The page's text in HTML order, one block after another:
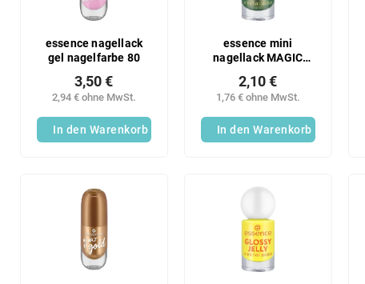
essence nagellack
gel nagelfarbe 80
2,94 € ohne MwSt.
3,50 €
In den Warenkorb
essence mini
nagellack MAGIC
1,76 € ohne MwSt.
2,10 €
In den Warenkorb